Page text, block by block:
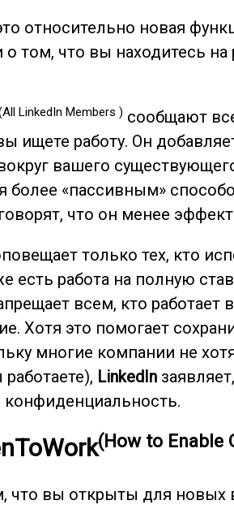
относительно новая
том, что вы находитесь на
LinkedIn Members ) сообщают
ищете работу. Он
вашего
более «пассивным»
что он менее
только тех, кто
есть работа на полную
всем, кто
Хотя это помогает
многие компании не
LinkedIn
конфиденциальность.
(How to Enable
что вы открыты для